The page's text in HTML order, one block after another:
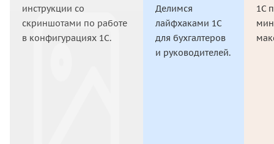
инструкции со
скриншотами по работе
в конфигурациях 1С.
Делимся
лайфхаками 1С
для бухгалтеров
и руководителей.
1С